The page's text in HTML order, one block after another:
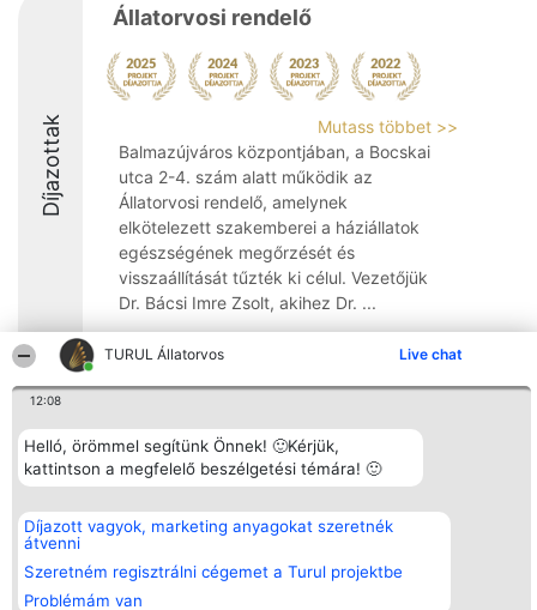
TURUL Állatorvos Live chat
12:08
Helló, örömmel segítünk Önnek! 🙂Kérjük,
kattintson a megfelelő beszélgetési témára! 🙂
Díjazott vagyok, marketing anyagokat szeretnék
átvenni
Szeretném regisztrálni cégemet a Turul projektbe
Problémám van
Díjazottak
Állatorvosi rendelő
Mutass többet >>
Balmazújváros központjában, a Bocskai
utca 2-4. szám alatt működik az
Állatorvosi rendelő, amelynek
elkötelezett szakemberei a háziállatok
egészségének megőrzését és
visszaállítását tűzték ki célul. Vezetőjük
Dr. Bácsi Imre Zsolt, akihez Dr. ...
9
Rangsorszervező
SC Beautiful Company S.R.L.
Bulevardul Aleea Timișul De
Sus Nr. 2, Bl. A30, Sc. A, Et.
Bukarest 53-238
Adószám 36737675
Népszavazás
Nyertesek
Az összes
díjazottak
Szabályok
Státusz
Prywatności
Elérhetőség